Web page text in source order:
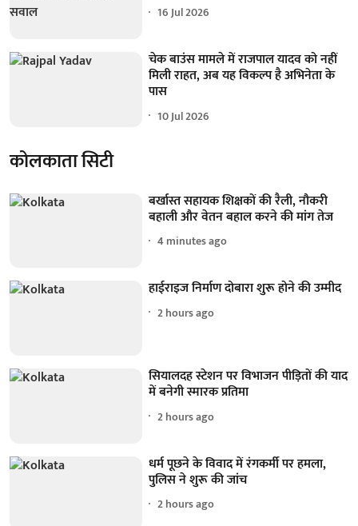
16 Jul 2026
चेक बाउंस मामले में राजपाल यादव को नहीं
मिली राहत, अब यह विकल्प है अभिनेता के
पास
10 Jul 2026
कोलकाता सिटी
बर्खास्त सहायक शिक्षकों की रैली, नौकरी
बहाली और वेतन बहाल करने की मांग तेज
4 minutes ago
हाईराइज निर्माण दोबारा शुरू होने की उम्मीद
2 hours ago
सियालदह स्टेशन पर विभाजन पीड़ितों की याद
में बनेगी स्मारक प्रतिमा
2 hours ago
धर्म पूछने के विवाद में रंगकर्मी पर हमला,
पुलिस ने शुरू की जांच
2 hours ago